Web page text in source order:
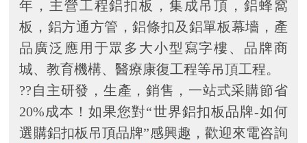
年，主營工程鋁扣板，集成吊頂，鋁蜂窩
板，鋁方通方管，鋁條扣及鋁單板幕墻，產
品廣泛應用于眾多大小型寫字樓、品牌商
城、教育機構、醫療康復工程等吊頂工程。
??自主研發，生產，銷售，一站式采購節省
20%成本！如果您對“世界鋁扣板品牌-如何
選購鋁扣板吊頂品牌”感興趣，歡迎來電咨詢